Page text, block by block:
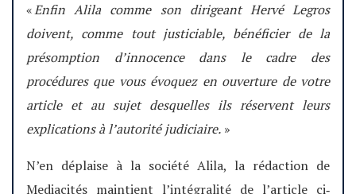
«Enfin Alila comme son dirigeant Hervé Legros
doivent, comme tout justiciable, bénéficier de la
présomption d’innocence dans le cadre des
procédures que vous évoquez en ouverture de votre
article et au sujet desquelles ils réservent leurs
explications à l’autorité judiciaire. »
N’en déplaise à la société Alila, la rédaction de
Mediacités maintient l’intégralité de l’article ci‐